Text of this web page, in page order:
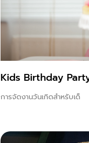
Kids Birthday
การจัดงานวันเกิดสำหรับเด็